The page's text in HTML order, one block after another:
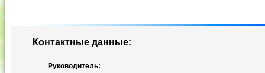
Контактные данные:
Руководитель: